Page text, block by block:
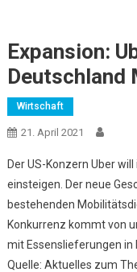
Expansion:
Deutschland
Wirtschaft
21. April 2021
Der US-Konzern Uber
einsteigen. Der neue
bestehenden
Konkurrenz kommt von
mit Essenslieferungen in
Quelle: Aktuelles zum